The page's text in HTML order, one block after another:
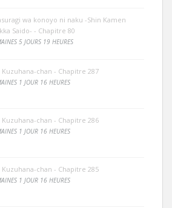
wa konoyo ni naku -Shin Kamen
Saido- - Chapitre 80
5 JOURS 19 HEURES
Kuzuhana-chan - Chapitre 287
1 JOUR 16 HEURES
Kuzuhana-chan - Chapitre 286
1 JOUR 16 HEURES
Kuzuhana-chan - Chapitre 285
1 JOUR 16 HEURES